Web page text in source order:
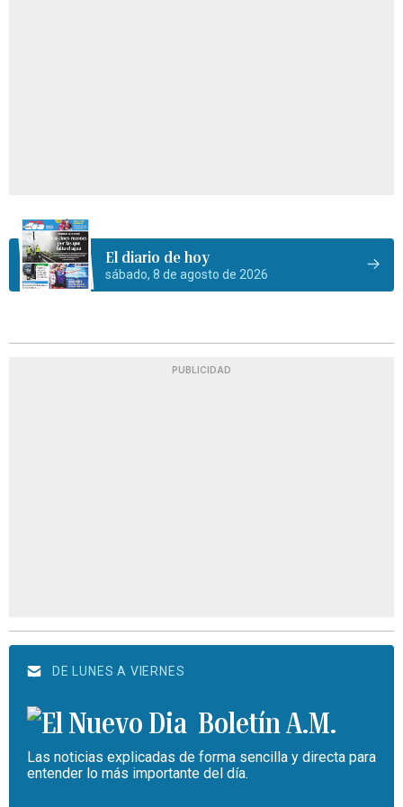
El diario de hoy
sábado, 8 de agosto de 2026
PUBLICIDAD
DE LUNES A VIERNES
Boletín A.M.
Las noticias explicadas de forma sencilla y directa para
entender lo más importante del día.